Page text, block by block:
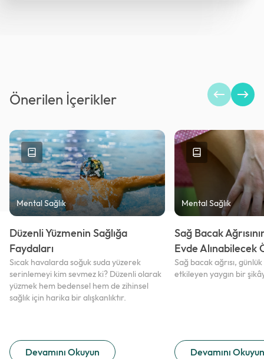
Önerilen İçerikler
Mental Sağlık
Düzenli Yüzmenin Sağlığa
Faydaları
Devamını Okuyun
Sıcak havalarda soğuk suda yüzerek
serinlemeyi kim sevmez ki? Düzenli olarak
yüzmek hem bedensel hem de zihinsel
sağlık için harika bir alışkanlıktır.
Mental Sağlık
Sağ Bacak
Evde Alınabilecek
Devamını Okuyun
Sağ bacak ağrısı,
etkileyen yaygın bir